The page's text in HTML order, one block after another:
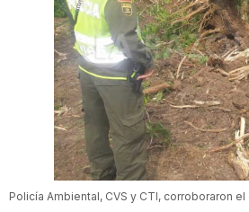
Policía Ambiental, CVS y CTI, corroboraron